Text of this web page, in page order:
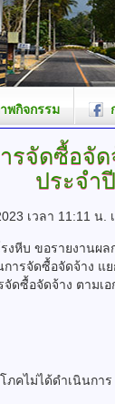
พกิจกรรม
รจัดซื้อจั
ประจำปี
เวลา 11:11 น.
งหีบ ขอรายงานผ
ารจัดซื้อจัดจ้าง
ดซื้อจัดจ้าง ตามเ
ภคไม่ได้ดำเนินการ